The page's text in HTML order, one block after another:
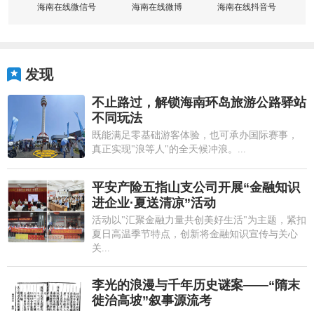
海南在线微信号 海南在线微博 海南在线抖音号
发现
不止路过，解锁海南环岛旅游公路驿站
不同玩法
既能满足零基础游客体验，也可承办国际赛事，
真正实现"浪等人"的全天候冲浪。...
平安产险五指山支公司开展“金融知识
进企业·夏送清凉”活动
活动以"汇聚金融力量共创美好生活"为主题，紧扣
夏日高温季节特点，创新将金融知识宣传与关心
关...
李光的浪漫与千年历史谜案——“隋末
徙治高坡”叙事源流考